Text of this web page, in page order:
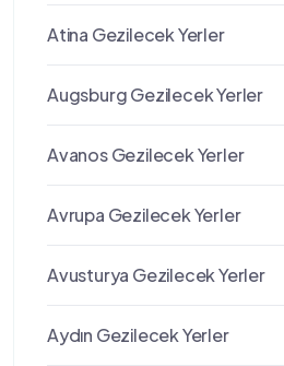
Atina Gezilecek Yerler
Augsburg Gezilecek Yerler
Avanos Gezilecek Yerler
Avrupa Gezilecek Yerler
Avusturya Gezilecek Yerler
Aydın Gezilecek Yerler